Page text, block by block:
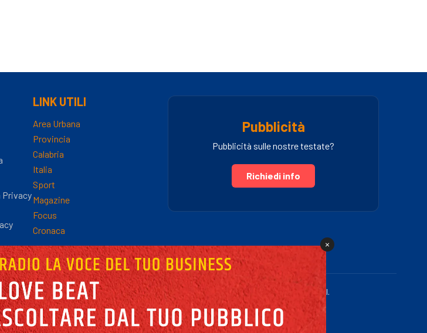
Privacy
LINK UTILI
Area Urbana
Provincia
Calabria
Italia
Sport
Magazine
Focus
Cronaca
Pubblicità
Pubblicità sulle nostre testate?
Richiedi info
Direttore Responsabile Simona Gambaro | P.IVA 03005460781 | Powered by Fullmidia s.r.l.
×